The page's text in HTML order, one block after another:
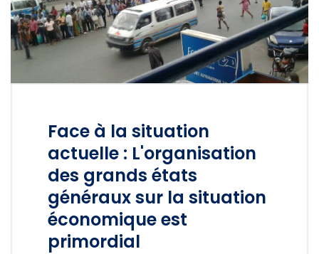
Face à la situation
actuelle : L'organisation
des grands états
généraux sur la situation
économique est
primordial